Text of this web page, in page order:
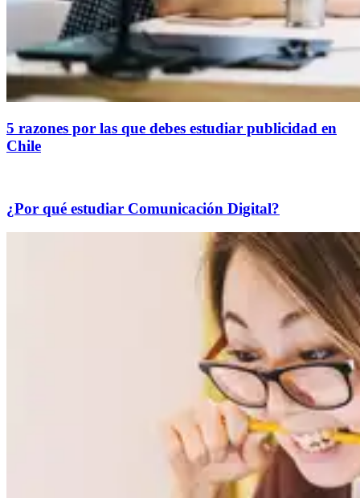
5 razones por las que debes estudiar publicidad en
Chile
¿Por qué estudiar Comunicación Digital?